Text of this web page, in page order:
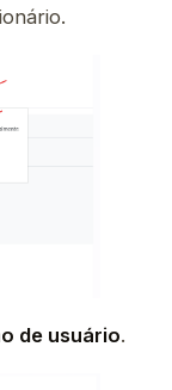
de usuário.